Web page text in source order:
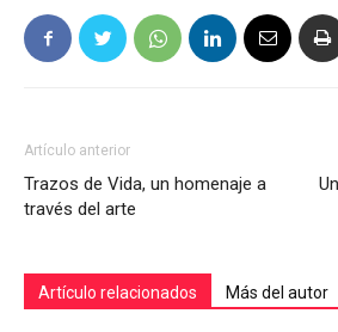
Artículo anterior
Trazos de Vida, un homenaje a
través del arte
Artículo relacionados Más del autor